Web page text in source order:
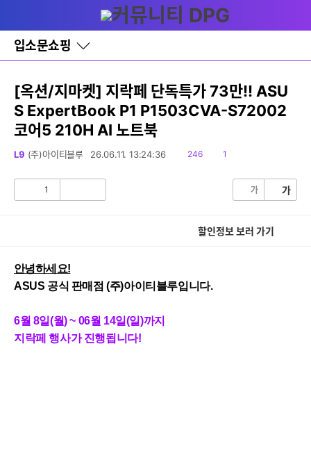
와
홈
입소문쇼핑
바
로
기
레
이
어
창
글
[옥션/지마켓] 지락페 단독특가 73만!! ASU
S ExpertBook P1 P1503CVA-S72002
코어5 210H AI 노트북
L9 (주)아이티블루 26.06.11. 13:24:36
읽
246
댓1
1 가 가
할인정보 보러 가기
안녕하세요!
ASUS 공식 판매점 (주)아이티블루입니다.
6월 8일(월) ~ 06월 14일(일)까지
지락페 행사가 진행됩니다!